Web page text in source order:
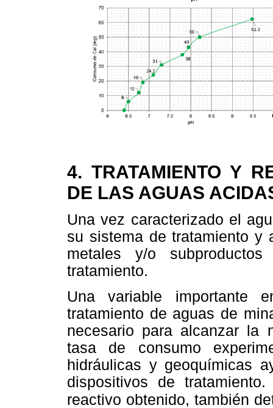
4. TRATAMIENTO Y
DE LAS AGUAS
Una vez caracterizado el
su sistema de tratamiento y
metales y/o
tratamiento.
Una variable
tratamiento de aguas de
necesario para alcanzar la
tasa de consumo
hidráulicas y geoquímicas
dispositivos de
reactivo obtenido, también